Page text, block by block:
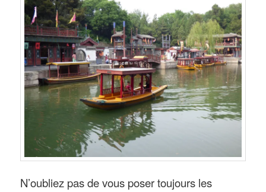
N’oubliez pas de vous poser toujours les